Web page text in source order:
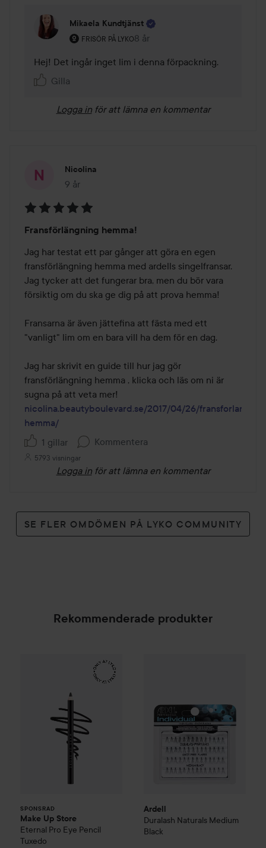
Mikaela Kundtjänst
FRISÖR PÅ LYKO
Användarens roll: Frisör på Lyko.
8 år
Kommentaren lades 8 år
Hej! Det ingår inget lim i denna förpackning.
Gilla
Logga in för att lämna en kommentar
Nicolina
9 år
Inlägget skapades 9 år
5
av
5
Fransförlängning hemma!
Jag har testat ett par gånger att göra en egen
fransförlängning hemma med ardells singelfransar.
Jag tycker att det fungerar bra, men du bör vara
försiktig om du ska ge dig på att prova hemma!
Fransarna är även jättefina att fästa med ett
"vanligt" lim om en bara vill ha dem för en dag.
Jag har skrivit en guide till hur jag gör
fransförlängning hemma , klicka och läs om ni är
nicolina.beautyboulevard.se/2017/04/26/
hemma/
1 gillar
Kommentera
5793 visningar
Logga in för att lämna en kommentar
SE FLER OMDÖMEN PÅ LYKO COMMUNITY
Rekommenderade produkter
SPONSRAD
Make Up Store
Eternal Pro Eye Pencil
Tuxedo
Make Up Store
Ardell
Duralash Naturals Medium
Black